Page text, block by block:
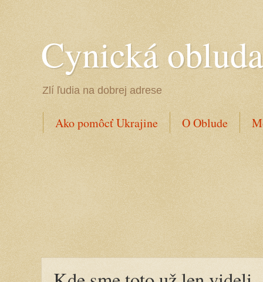
Cynická obluda
Zlí ľudia na dobrej adrese
Ako pomôcť Ukrajine O Oblude